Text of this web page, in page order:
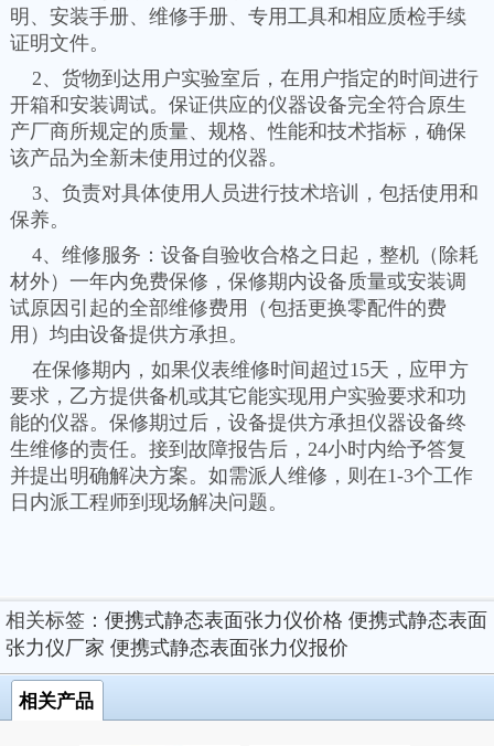
明、安装手册、维修手册、专用工具和相应质检手续
证明文件。
2、货物到达用户实验室后，在用户指定的时间进行
开箱和安装调试。保证供应的仪器设备完全符合原生
产厂商所规定的质量、规格、性能和技术指标，确保
该产品为全新未使用过的仪器。
3、负责对具体使用人员进行技术培训，包括使用和
保养。
4、维修服务：设备自验收合格之日起，整机（除耗
材外）一年内免费保修，保修期内设备质量或安装调
试原因引起的全部维修费用（包括更换零配件的费
用）均由设备提供方承担。
在保修期内，如果仪表维修时间超过15天，应甲方
要求，乙方提供备机或其它能实现用户实验要求和功
能的仪器。保修期过后，设备提供方承担仪器设备终
生维修的责任。接到故障报告后，24小时内给予答复
并提出明确解决方案。如需派人维修，则在1-3个工作
日内派工程师到现场解决问题。
相关标签： 便携式静态表面张力仪价格 便携式静态表面
张力仪厂家 便携式静态表面张力仪报价
相关产品